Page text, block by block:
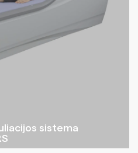
sistema